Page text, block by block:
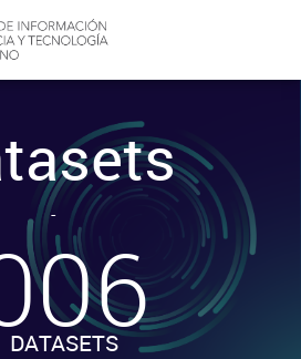
-
DATASETS